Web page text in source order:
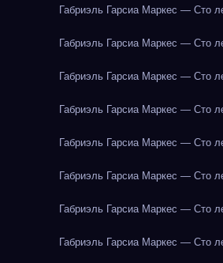
Габриэль Гарсиа Маркес — Сто
Габриэль Гарсиа Маркес — Сто
Габриэль Гарсиа Маркес — Сто
Габриэль Гарсиа Маркес — Сто
Габриэль Гарсиа Маркес — Сто
Габриэль Гарсиа Маркес — Сто
Габриэль Гарсиа Маркес — Сто
Габриэль Гарсиа Маркес — Сто